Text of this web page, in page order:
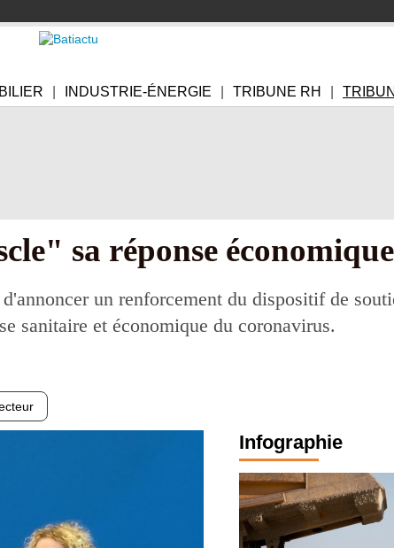
INDUSTRIE-ÉNERGIE TRIBUNE RH
sa réponse économique
un renforcement du dispositif de
sanitaire et économique du coronavirus.
Infographie